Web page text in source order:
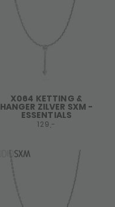
X064 KETTING &
HANGER ZILVER SXM -
ESSENTIALS
129,-